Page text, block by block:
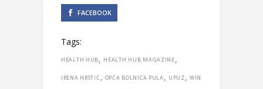
FACEBOOK
Tags:
HEALTH HUB, HEALTH HUB MAGAZINE,
IRENA HRSTIĆ , OPĆA BOLNICA PULA, UPUZ, WIN